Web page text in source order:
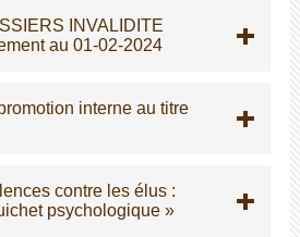
INVALIDITE
au 01-02-2024
interne au titre
contre les élus :
psychologique »